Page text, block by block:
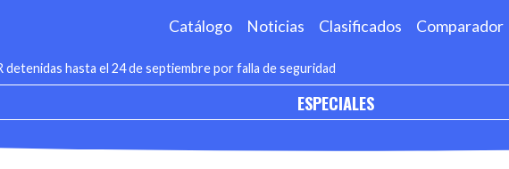
Catálogo Noticias Clasificados Comparador
detenidas hasta el 24 de septiembre por falla de seguridad
ESPECIALES